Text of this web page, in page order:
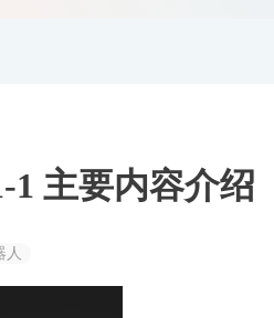
主要内容介绍
人